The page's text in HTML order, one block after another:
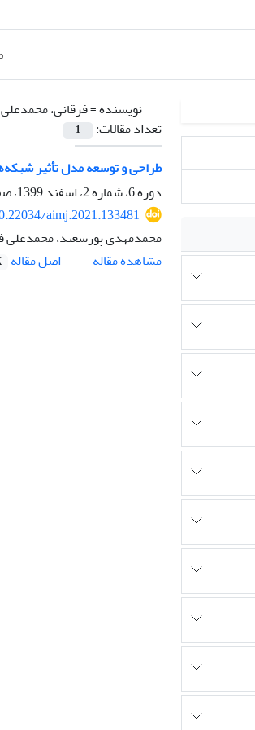
نویسنده =فرقانی، محمدعلی
تعداد مقالات:
1
طراحی و توسعه مدل تأثیر
دوره 6، شماره 2، اسفند 1399، صفحه
aimj.2021.133481
محمدمهدی پورسعید، محمدعلی
مشاهده مقاله
اصل مقاله